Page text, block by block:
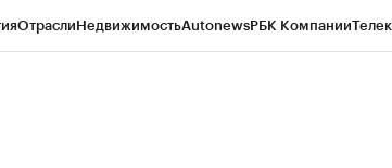
ОтраслиНедвижимостьAutonewsРБК Компании